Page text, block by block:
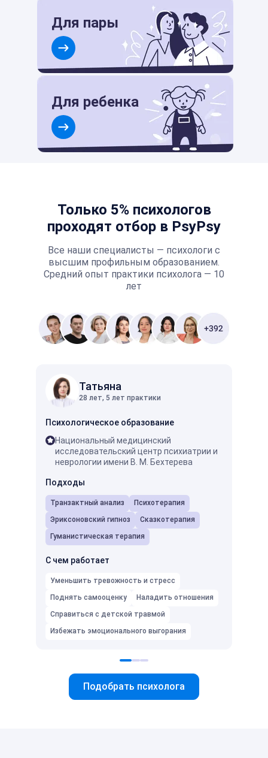
Для пары
Для ребенка
Только 5% психологов
проходят отбор в PsyPsy
Все наши специалисты — психологи с
высшим профильным образованием.
Средний опыт практики психолога — 10
лет
Татьяна
28 лет, 5 лет практики
Психологическое образование
Национальный медицинский
исследовательский центр психиатрии и
неврологии имени В. М. Бехтерева
Подходы
Транзактный анализ
Психотерапия
Эриксоновский гипноз
Сказкотерапия
Гуманистическая терапия
С чем работает
Уменьшить тревожность и стресс
Поднять самооценку
Наладить отношения
Справиться с детской травмой
Избежать эмоционального выгорания
Подобрать психолога